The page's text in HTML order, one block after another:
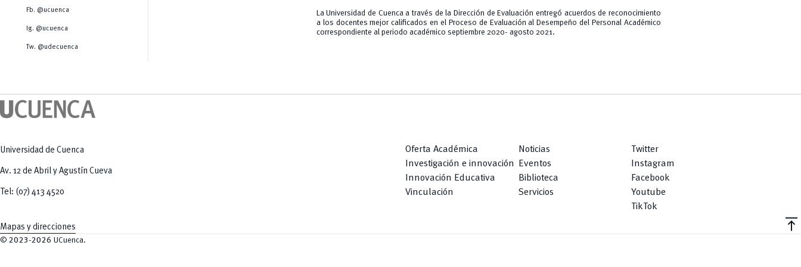
Tecnologías
Radio Universitaria
Sostenibilidad
Fb. @ucuenca
Ig. @ucuenca
Tw. @udecuenca
La Universidad de Cuenca a través de la Dirección de Evaluación entregó acuerdos de reconocimiento
a los docentes mejor calificados en el Proceso de Evaluación al Desempeño del Personal Académico
correspondiente al periodo académico septiembre 2020- agosto 2021.
Universidad de Cuenca
Av. 12 de Abril y Agustín Cueva
Tel: (07) 413 4520
Mapas y direcciones
Oferta Académica
Investigación e innovación
Innovación Educativa
Vinculación
Noticias
Eventos
Biblioteca
Servicios
Twitter
Instagram
Facebook
Youtube
TikTok
vertical_align_top
© 2023-2026 UCuenca.